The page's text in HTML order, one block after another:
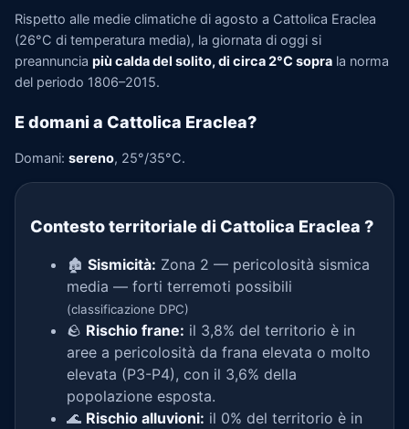
Rispetto alle medie climatiche di agosto a Cattolica Eraclea
(26°C di temperatura media), la giornata di oggi si
preannuncia più calda del solito, di circa 2°C sopra la norma
del periodo 1806–2015.
E domani a Cattolica Eraclea?
Domani: sereno, 25°/35°C.
Contesto territoriale di Cattolica Eraclea ?
🏚️ Sismicità: Zona 2 — pericolosità sismica
media — forti terremoti possibili
(classificazione DPC)
🪨 Rischio frane: il 3,8% del territorio è in
aree a pericolosità da frana elevata o molto
elevata (P3-P4), con il 3,6% della
popolazione esposta.
🌊 Rischio alluvioni: il 0% del territorio è in